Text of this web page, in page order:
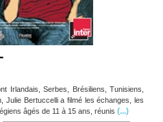
Irlandais, Serbes, Brésiliens, Tunisiens,
Julie Bertuccelli a filmé les échanges, les
âgés de 11 à 15 ans, réunis (...)